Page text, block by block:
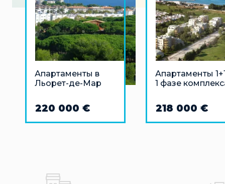
Апартаменты в
Льорет-де-Мар
220 000 €
Апартаменты
1 фазе
Бланке
218 000 €